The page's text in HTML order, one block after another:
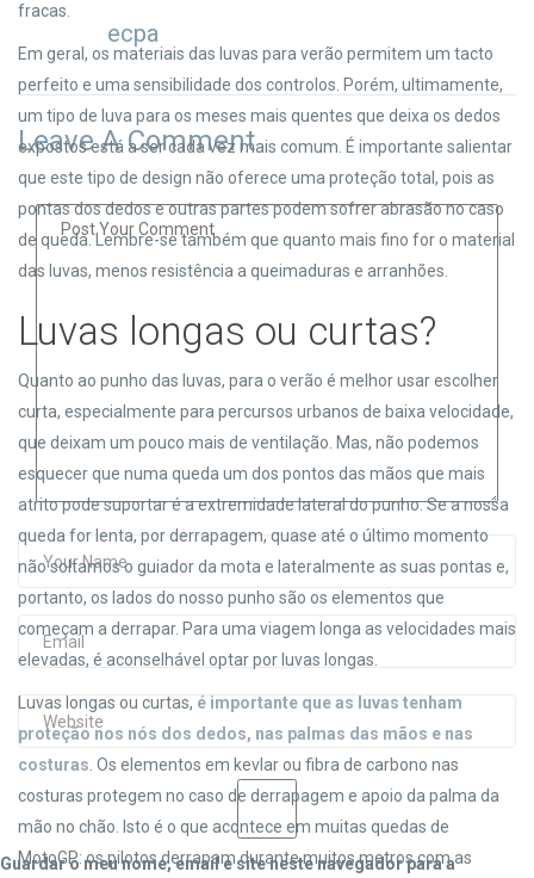
fracas.
Em geral, os materiais das luvas para verão permitem um tacto
perfeito e uma sensibilidade dos controlos. Porém, ultimamente,
um tipo de luva para os meses mais quentes que deixa os dedos
expostos está a ser cada vez mais comum. É importante salientar
que este tipo de design não oferece uma proteção total, pois as
pontas dos dedos e outras partes podem sofrer abrasão no caso
de queda. Lembre-se também que quanto mais fino for o material
das luvas, menos resistência a queimaduras e arranhões.
Luvas longas ou curtas?
Quanto ao punho das luvas, para o verão é melhor usar escolher
curta, especialmente para percursos urbanos de baixa velocidade,
que deixam um pouco mais de ventilação. Mas, não podemos
esquecer que numa queda um dos pontos das mãos que mais
atrito pode suportar é a extremidade lateral do punho. Se a nossa
queda for lenta, por derrapagem, quase até o último momento
não soltamos o guiador da mota e lateralmente as suas pontas e,
portanto, os lados do nosso punho são os elementos que
começam a derrapar. Para uma viagem longa as velocidades mais
elevadas, é aconselhável optar por luvas longas.
Luvas longas ou curtas, é importante que as luvas tenham
proteção nos nós dos dedos, nas palmas das mãos e nas
costuras . Os elementos em kevlar ou fibra de carbono nas
costuras protegem no caso de derrapagem e apoio da palma da
mão no chão. Isto é o que acontece em muitas quedas de
MotoGP: os pilotos derrapam durante muitos metros com as
ecpa
Leave A Comment
Guardar o meu nome, email e site neste navegador para a